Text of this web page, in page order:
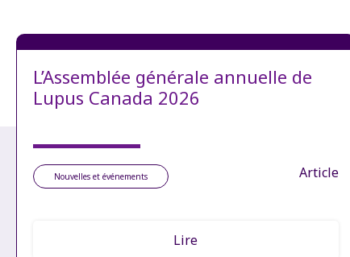
L’Assemblée générale annuelle de
Lupus Canada 2026
Nouvelles et événements Article
Lire